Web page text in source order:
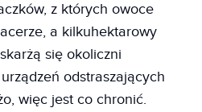
z których owoce
a kilkuhektarowy
się okoliczni
odstraszających
więc jest co chronić.